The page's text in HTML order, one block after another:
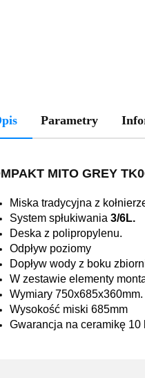
Parametry
MITO GREY
Miska tradycyjna z
System spłukiwania 3/6L.
Deska z polipropylenu.
Odpływ poziomy
Dopływ wody z boku
W zestawie elementy
Wymiary 750x685x360mm.
Wysokość miski 685mm
Gwarancja na ceramikę 10